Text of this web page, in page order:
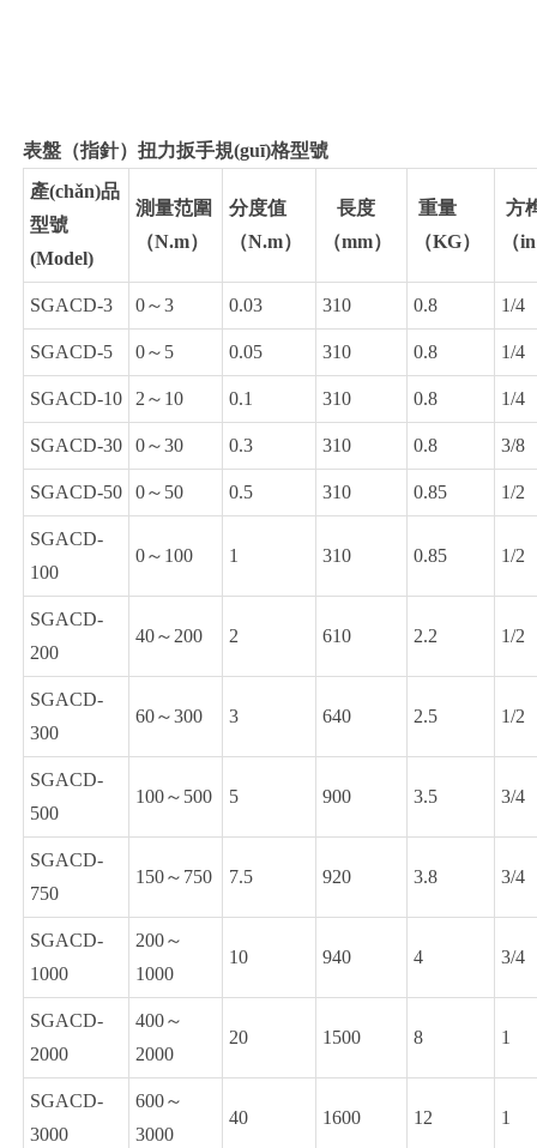
表盤（指針）扭力扳手規(guī)格型號
產(chǎn)品
型號
(Model)
測量范圍
（N.m）
分度值
（N.m）
長度
（mm）
重量
（KG）
方
（
SGACD-3 0～3 0.03 310 0.8 1/4
SGACD-5 0～5 0.05 310 0.8 1/4
SGACD-10 2～10 0.1 310 0.8 1/4
SGACD-30 0～30 0.3 310 0.8 3/8
SGACD-50 0～50 0.5 310 0.85 1/2
SGACD-
100
0～100 1 310 0.85 1/2
SGACD-
200
40～200 2 610 2.2 1/2
SGACD-
300
60～300 3 640 2.5 1/2
SGACD-
500
100～500 5 900 3.5 3/4
SGACD-
750
150～750 7.5 920 3.8 3/4
SGACD-
1000
200～
1000
10 940 4 3/4
SGACD-
2000
400～
2000
20 1500 8 1
SGACD-
3000
600～
3000
40 1600 12 1